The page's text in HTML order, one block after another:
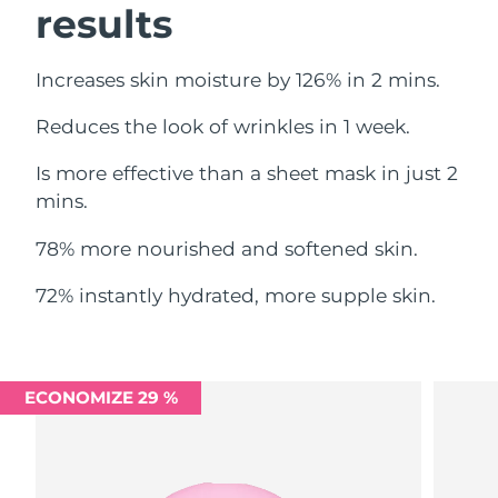
results
Increases skin moisture by 126% in 2 mins.
Reduces the look of wrinkles in 1 week.
Is more effective than a sheet mask in just 2
mins.
78% more nourished and softened skin.
72% instantly hydrated, more supple skin.
ECONOMIZE 29 %
Omã
Filipinas Entrega prevista 8/15/26
Polônia Entrega prevista
Portugal Entrega prevista8/12/26
Romênia